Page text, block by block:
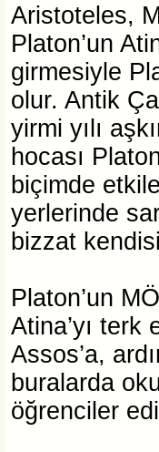
Aristoteles,
Platon’un
girmesiyle
olur. Antik
yirmi yılı
hocası
biçimde
yerlerinde
bizzat
Platon’un
Atina’yı terk
Assos’a,
buralarda
öğrenciler